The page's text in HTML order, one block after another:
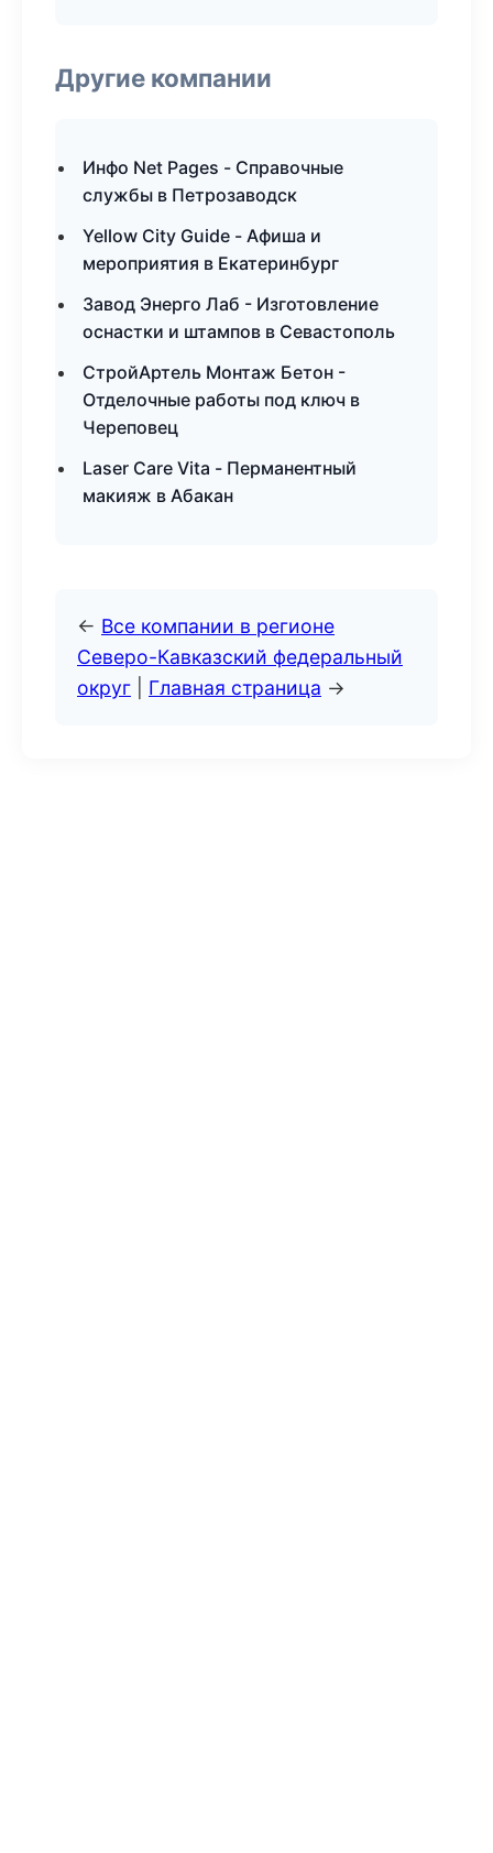
Другие компании
Инфо Net Pages - Справочные
службы в Петрозаводск
Yellow City Guide - Афиша и
мероприятия в Екатеринбург
Завод Энерго Лаб - Изготовление
оснастки и штампов в Севастополь
СтройАртель Монтаж Бетон -
Отделочные работы под ключ в
Череповец
Laser Care Vita - Перманентный
макияж в Абакан
← Все компании в регионе
Северо-Кавказский федеральный
округ
Главная страница →